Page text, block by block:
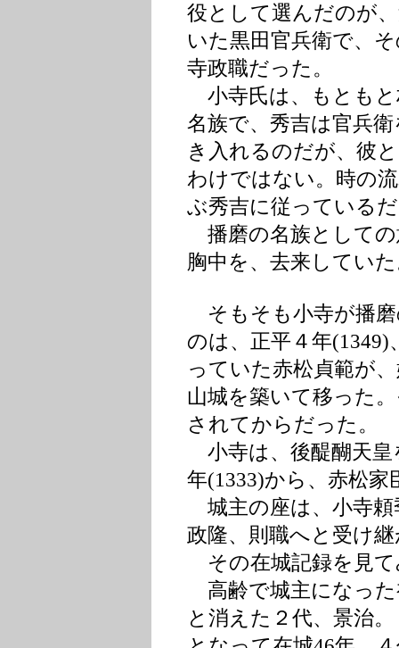
役として選んだのが
いた黒田官兵衛で、
寺政職だった。
小寺氏は、もともと
名族で、秀吉は官兵
き入れるのだが、彼
わけではない。時の
ぶ秀吉に従っている
播磨の名族として
胸中を、去来してい
そもそも小寺が播
のは、正平４年
っていた赤松貞範が
山城を築いて移った
されてからだった。
小寺は、後醍醐天皇
年(1333)から、赤松
城主の座は、小寺頼
政隆、則職へと受け
その在城記録を見
高齢で城主になった
と消えた２代、景治